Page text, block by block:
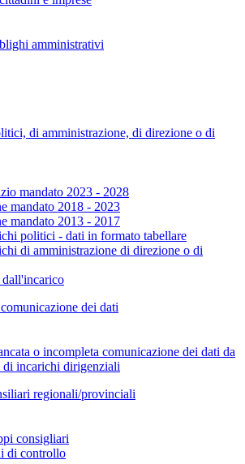
amministrativi
di amministrazione, di direzione o di
mandato 2023 - 2028
mandato 2018 - 2023
mandato 2013 - 2017
politici - dati in formato tabellare
di amministrazione di direzione o di
dall'incarico
dei dati
o incompleta comunicazione dei dati da
di incarichi dirigenziali
regionali/provinciali
consigliari
di controllo